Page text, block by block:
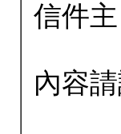
信件
內容請